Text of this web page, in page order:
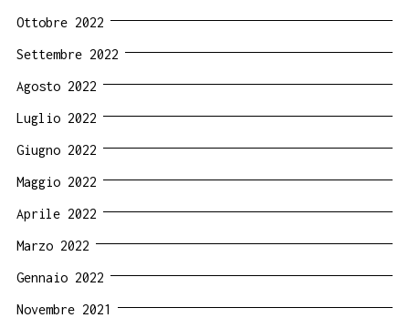
Ottobre 2022
Settembre 2022
Agosto 2022
Luglio 2022
Giugno 2022
Maggio 2022
Aprile 2022
Marzo 2022
Gennaio 2022
Novembre 2021